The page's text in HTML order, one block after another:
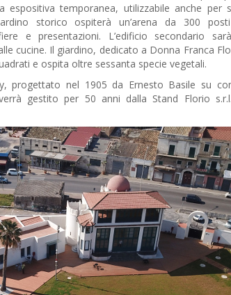
espositiva temporanea, utilizzabile anche per
storico ospiterà un’arena da 300
e presentazioni. L’edificio secondario
cucine. Il giardino, dedicato a Donna Franca
e ospita oltre sessanta specie vegetali.
progettato nel 1905 da Ernesto Basile su
gestito per 50 anni dalla Stand Florio